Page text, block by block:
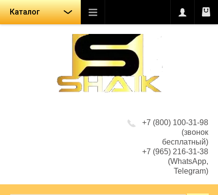
Каталог
+7 (800) 100-31-98
(звонок
бесплатный)
+7 (965) 216-31-38
(WhatsApp,
Telegram)